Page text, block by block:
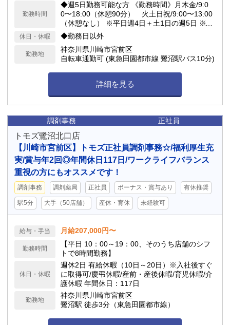
勤務時間
◆週5日勤務可能な方 《勤務時間》月木金/9:0
0〜18:00（休憩90分） 火土日祝/9:00〜13:00
（休憩なし） ※平日週4日＋土1日の週5日 ※残
業：15〜30分程度（残業はほとんどございませ
ん） ※日祝の勤務はシフト制ではなく人員不足
している場合にのみ、シフトに入っていただう
可能性あり
休日・休暇 ◆勤務日以外
勤務地
神奈川県川崎市宮前区
自転車通勤可 (東急田園都市線 鷺沼駅バス10分)
詳細を見る
調剤事務 正社員
トモズ鷺沼北口店
【川崎市宮前区】トモズ正社員調剤事務☆/福利厚生充
実/賞与年2回◎年間休日117日/ワークライフバランス
重視の方にもオススメです！
調剤事務 調剤薬局 正社員 ボーナス・賞与あり 有休推奨
駅5分 大手（50店舗） 産休・育休 未経験可
給与・手当 月給207,000円〜
勤務時間
【平日 10：00～19：00、そのうち店舗のシフ
トで8時間勤務】
休日・休暇
週休2日 有給休暇（10日～20日）※入社後すぐ
に取得可/慶弔休暇/産前・産後休暇/育児休暇/介
護休暇 年間休日：117日
勤務地
神奈川県川崎市宮前区
鷺沼駅 徒歩3分（東急田園都市線）